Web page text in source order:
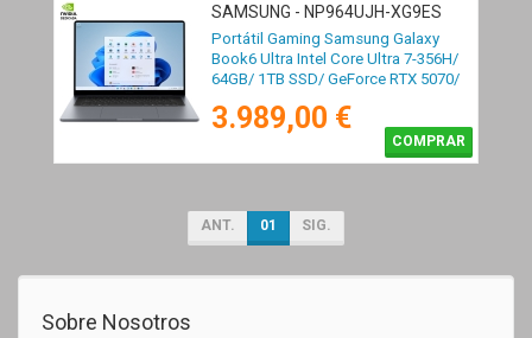
SAMSUNG - NP964UJH-XG9ES
Portátil Gaming Samsung Galaxy
Book6 Ultra Intel Core Ultra 7-356H/
64GB/ 1TB SSD/ GeForce RTX 5070/
3.989,00 €
COMPRAR
ANT. 01 SIG.
Sobre Nosotros